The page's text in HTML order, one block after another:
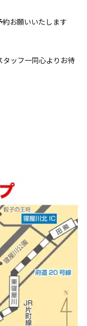
お願いいたします
ッフ一同心よりお待